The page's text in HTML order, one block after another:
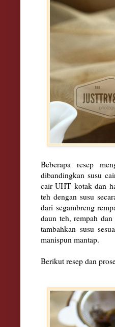
Beberapa resep
dibandingkan susu
cair UHT kotak dan
teh dengan susu
dari segambreng
daun teh, rempah
tambahkan susu
manispun mantap.
Berikut resep dan